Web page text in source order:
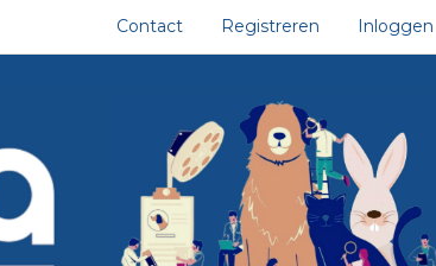
Contact Registreren Inloggen